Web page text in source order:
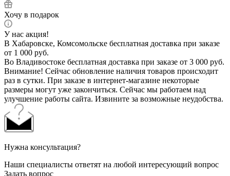
Хочу в подарок
У нас акция!
В Хабаровске, Комсомольске бесплатная доставка при заказе
от 1 000 руб.
Во Владивостоке бесплатная доставка при заказе от 3 000 руб.
Внимание! Сейчас обновление наличия товаров происходит
раз в сутки. При заказе в интернет-магазине некоторые
размеры могут уже закончиться. Сейчас мы работаем над
улучшение работы сайта. Извините за возможные неудобства.
Нужна консультация?
Наши специалисты ответят на любой интересующий вопрос
Задать вопрос